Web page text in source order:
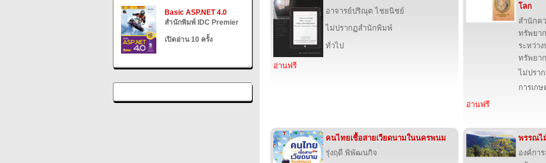
Basic ASP.NET 4.0
สำนักพิมพ์ IDC Premier
เปิดอ่าน 10 ครั้ง
อาจารย์ปริณุต ไชยนิชย์
ไม่ปรากฏสำนักพิมพ์
ทั่วไป
อ่านฟรี
โลก
สำนักค
ทรัพยา
ระหว่า
ทรัพยา
ไม่ปรา
การเก
อ่านฟรี
คนไทยเชื้อสายเวียดนามในนครพนม
รุ่งฤดี พิพัฒนกิจ
พรรณไ
องค์กา